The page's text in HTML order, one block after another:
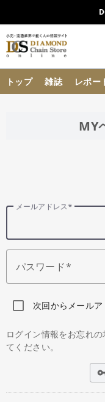
トップ 雑誌 レポー
MY
メールアドレス
パスワード
次回からメール
ログイン情報をお忘れ
てください。